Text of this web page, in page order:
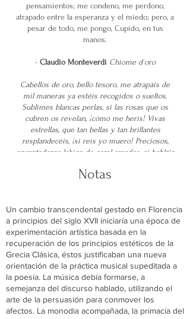
pensamientos; me condeno, me perdono,
atrapado entre la esperanza y el miedo; pero, a
pesar de todo, me pongo, Cupido, en tus
manos.
- Claudio Monteverdi Chiome d´oro
Cabellos de oro, bello tesoro, me atrapáis de
mil maneras ya estéis recogidos o sueltos.
Sublimes blancas perlas, si las rosas que os
cubren os revelan, ¡cómo me herís! Vivas
estrellas, que tan bellas y tan brillantes
resplandecéis, ¡si reís yo muero! Preciosos,
encantadores labios de coral amados, si habláis
gozo! ¡Oh, dulce partir de la vida! ¡Oh,
Notas
Un cambio transcendental gestado en Florencia
a principios del siglo XVII iniciaría una época de
experimentación artística basada en la
recuperación de los principios estéticos de la
Grecia Clásica, éstos justificaban una nueva
orientación de la práctica musical supeditada a
la poesía. La música debía formarse, a
semejanza del discurso hablado, utilizando el
arte de la persuasión para conmover los
afectos. La monodia acompañada, la primacía del